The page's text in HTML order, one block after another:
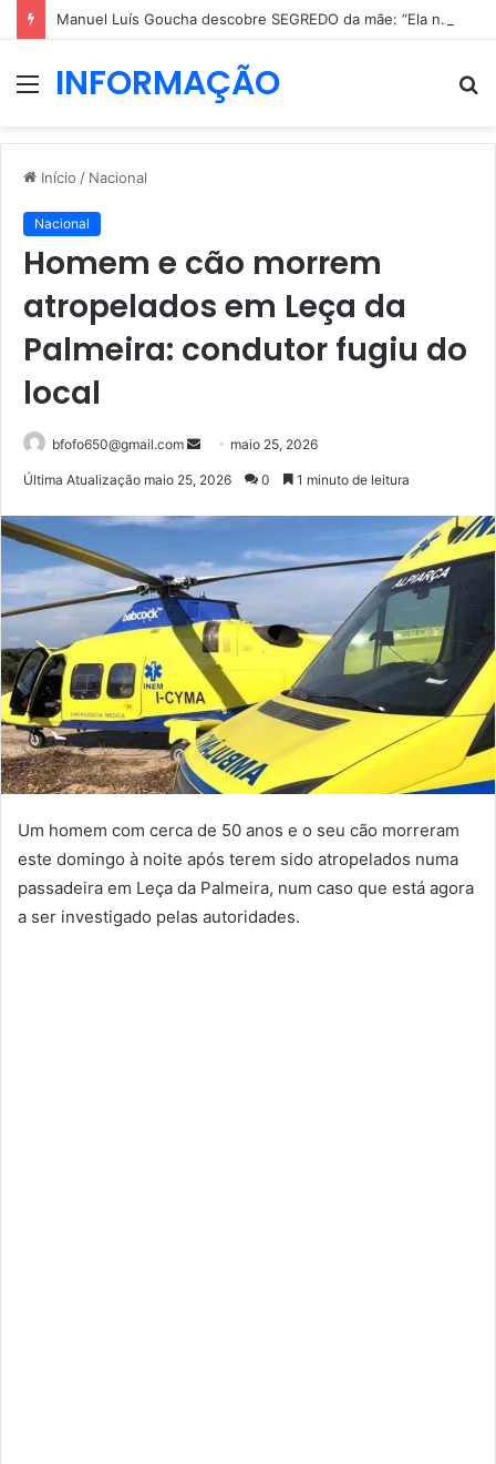
Manuel Luís Goucha descobre SEGREDO da mãe: “Ela não era nada dessas coisas”
MenuINFORMAÇÃO
Início / Nacional
Nacional
Homem e cão morrem
atropelados em Leça da
Palmeira: condutor fugiu do
local
bfofo650@gmail.com
Mande
mail
maio 25, 2026
Última Atualização maio 25, 2026 0 1 minuto de leitura
Um homem com cerca de 50 anos e o seu cão morreram
este domingo à noite após terem sido atropelados numa
passadeira em Leça da Palmeira, num caso que está agora
a ser investigado pelas autoridades.